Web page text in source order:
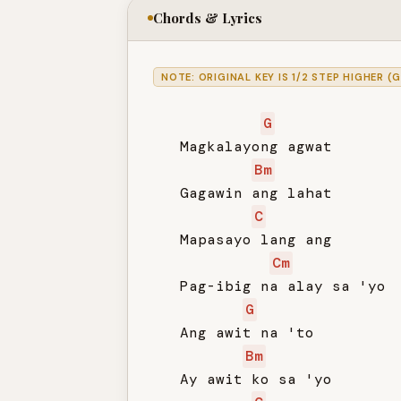
Chords & Lyrics
NOTE: ORIGINAL KEY IS 1/2 STEP HIGHER
G
   Magkalayong agwat
Bm
   Gagawin ang lahat
C
   Mapasayo lang ang
Cm
   Pag-ibig na alay sa 'yo
G
   Ang awit na 'to
Bm
   Ay awit ko sa 'yo